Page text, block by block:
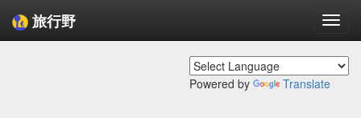
旅行野
Powered by Translate